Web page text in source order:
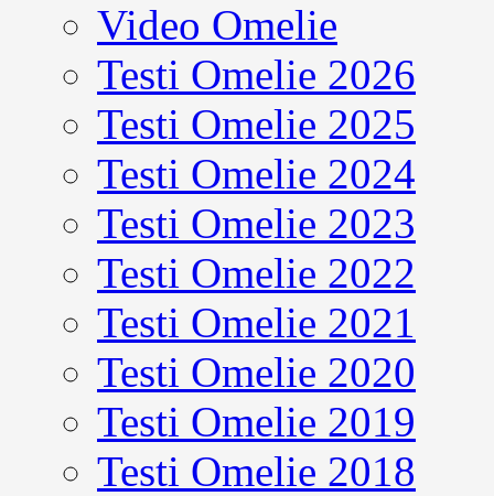
Video Omelie
Testi Omelie 2026
Testi Omelie 2025
Testi Omelie 2024
Testi Omelie 2023
Testi Omelie 2022
Testi Omelie 2021
Testi Omelie 2020
Testi Omelie 2019
Testi Omelie 2018